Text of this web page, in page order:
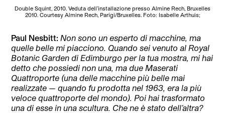
Double Squint, 2010. Veduta dell’installazione presso Almine Rech, Bruxelles
2010. Courtesy Almine Rech, Parigi/Bruxelles. Foto: Isabelle Arthuis;
Paul Nesbitt: Non sono un esperto di macchine, ma
quelle belle mi piacciono. Quando sei venuto al Royal
Botanic Garden di Edimburgo per la tua mostra, mi hai
detto che possiedi non una, ma due Maserati
Quattroporte (una delle macchine più belle mai
realizzate — quando fu prodotta nel 1963, era la più
veloce quattroporte del mondo). Poi hai trasformato
una di esse in una scultura. Che ne è stato dell’altra?